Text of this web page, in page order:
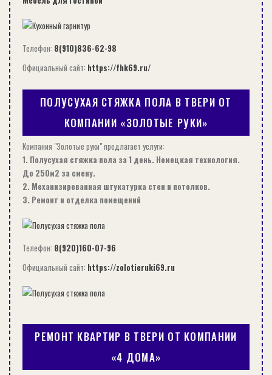
аккумуляторами.
Доставка устройств по городу Львов и
Гарантийное обслуживание и ремонт.
Бесплатное консультирование по телефону.
В случае появления дополнительных вопросов
покупатели могут позвонить в магазин
«Абразив» и получить всю необходимую
информацию.
К содержанию ↑
СЕЙЧАС ЧИТАЮТ:
Телефон: 8(910)836-62-98
Официальный сайт: https://fhk69.ru/
ПОЛУСУХАЯ СТЯЖКА ПОЛА В ТВЕРИ ОТ
КОМПАНИИ «ЗОЛОТЫЕ РУКИ»
Компания "Золотые руки" предлагает услуги:
1. Полусухая стяжка пола за 1 день. Немецкая технология.
До 250м2 за смену.
2. Механизированная штукатурка стен и потолков.
3. Ремонт и отделка помещений
Телефон: 8(920)160-07-96
Официальный сайт: https://zolotieruki69.ru
РЕМОНТ КВАРТИР В ТВЕРИ ОТ КОМПАНИИ
«4 ДОМА»